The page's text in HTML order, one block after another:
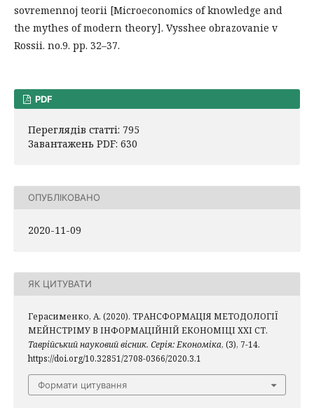
sovremennoj teorii [Microeconomics of knowledge and
the mythes of modern theory]. Vysshee obrazovanie v
Rossii. no.9. pp. 32–37.
PDF
Переглядів статті: 795
Завантажень PDF: 630
ОПУБЛІКОВАНО
2020-11-09
ЯК ЦИТУВАТИ
Герасименко, А. (2020). ТРАНСФОРМАЦІЯ МЕТОДОЛОГІЇ
МЕЙНСТРІМУ В ІНФОРМАЦІЙНІЙ ЕКОНОМІЦІ ХХІ СТ.
Таврійський науковий вісник. Серія: Економіка, (3), 7-14.
https://doi.org/10.32851/2708-0366/2020.3.1
Формати цитування